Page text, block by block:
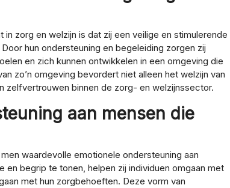
zorg en welzijn is dat zij een veilige en stimulerende
hun ondersteuning en begeleiding zorgen zij
en zich kunnen ontwikkelen in een omgeving die
zo’n omgeving bevordert niet alleen het welzijn van
zelfvertrouwen binnen de zorg- en welzijnssector.
aan mensen die
waardevolle emotionele ondersteuning aan
begrip te tonen, helpen zij individuen omgaan met
met hun zorgbehoeften. Deze vorm van